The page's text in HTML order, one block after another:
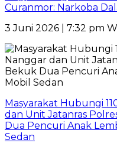
Curanmor: Narkoba
3 Juni 2026 | 7:32 pm
Masyarakat Hubungi
dan Unit Jatanras
Dua Pencuri Anak
Sedan